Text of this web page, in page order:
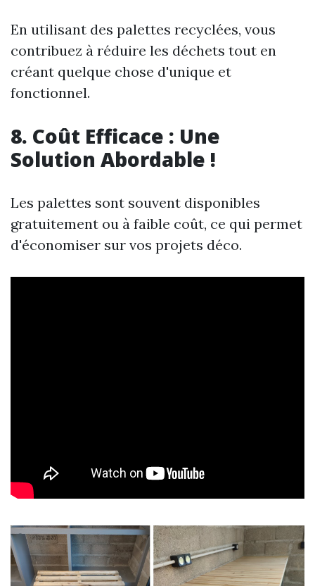
En utilisant des palettes recyclées, vous
contribuez à réduire les déchets tout en
créant quelque chose d'unique et
fonctionnel.
8. Coût Efficace : Une
Solution Abordable !
Les palettes sont souvent disponibles
gratuitement ou à faible coût, ce qui permet
d'économiser sur vos projets déco.